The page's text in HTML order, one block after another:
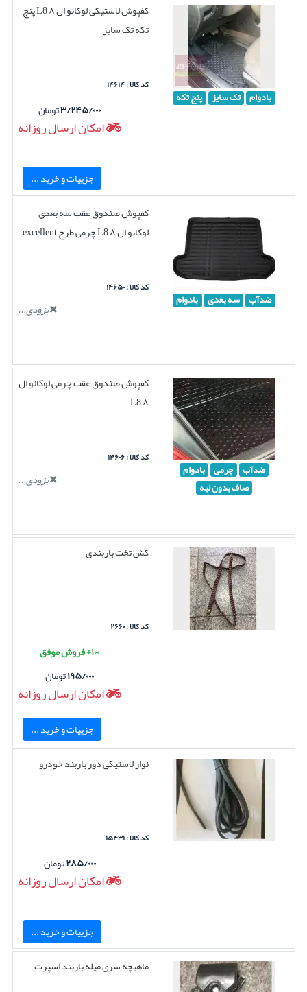
بادوام تک سایز پنج تکه
کفپوش لاستیکی لوکانو ال ۸ L8 پنج
تکه تک سایز
کد کالا : ۱۴۶۱۴
۳/۲۴۵/۰۰۰تومان
امکان ارسال روزانه
جزییات و خرید ...
ضدآب سه بعدی بادوام
کفپوش صندوق عقب سه بعدی
لوکانو ال ۸ L8 چرمی طرح excellent
کد کالا : ۱۴۶۵۰
بزودی...
ضدآب چرمی بادوام
صاف بدون لبه
کفپوش صندوق عقب چرمی لوکانو ال
۸ L8
کد کالا : ۱۴۶۰۶
بزودی...
کش تخت باربندی
کد کالا : ۲۶۶۰
۱۰۰+ فروش موفق
۱۹۵/۰۰۰تومان
امکان ارسال روزانه
جزییات و خرید ...
نوار لاستیکی دور باربند خودرو
کد کالا : ۱۵۴۳۱
۲۸۵/۰۰۰تومان
امکان ارسال روزانه
جزییات و خرید ...
ماهیچه سری میله باربند اسپرت